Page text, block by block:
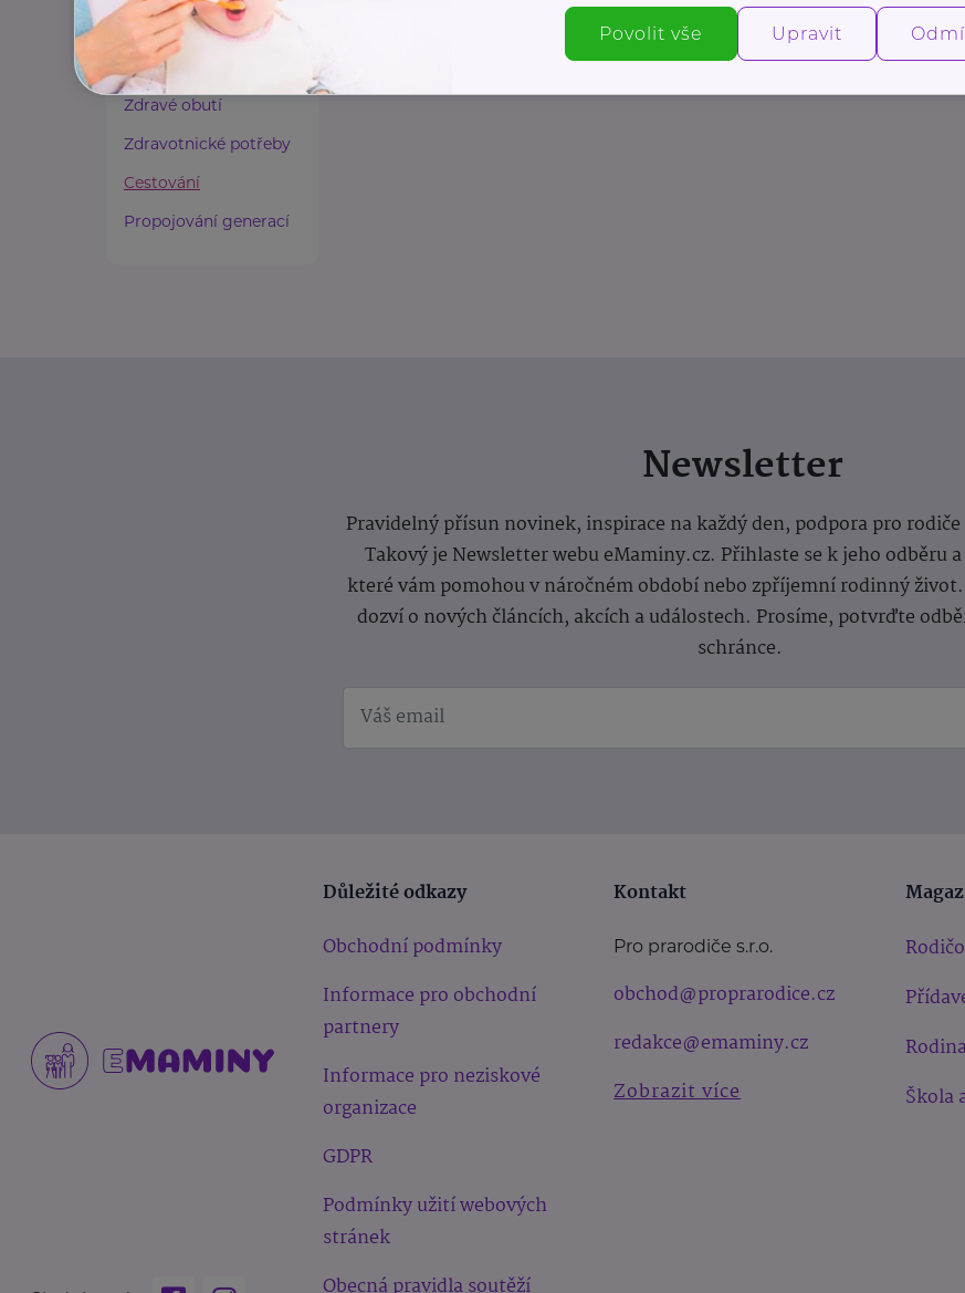
Lázeňství a wellness
Zdravé spaní a sezení
Zdravé obutí
Zdravotnické potřeby
Cestování
Propojování generací
Newsletter
Pravidelný přísun novinek, inspirace na každý den, podpora pro
Takový je Newsletter webu eMaminy.cz. Přihlaste se k jeho odběru
které vám pomohou v náročném období nebo zpříjemní rodinný
dozví o nových článcích, akcích a událostech. Prosíme, potvrďte
schránce.
Důležité odkazy
Obchodní podmínky
Informace pro obchodní
partnery
Informace pro neziskové
organizace
GDPR
Podmínky užití webových
stránek
Obecná pravidla soutěží
Kontakt
Pro prarodiče s.r.o.
obchod@proprarodice.cz
redakce@emaminy.cz
Zobrazit více
Škola
Povolit vše Upravit